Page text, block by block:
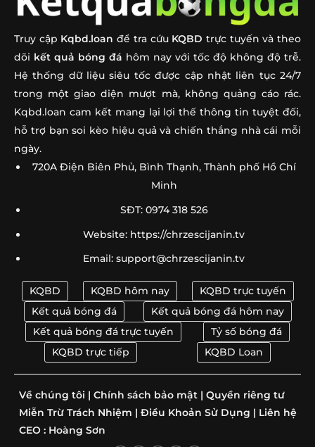
➤
Soi Kèo Pháp Vs Senegal 02h00 Ngày 17/06: Dự Đoán
➤
Soi Kèo Hà Lan Vs Nhật Bản 03h00 Ngày 15/06 – Chốt
Kèo
➤ Soi Kèo Đức Vs Curacao 00h00 Ngày 15/06: Nhận Định
➤ Soi Kèo Haiti Vs Scotland 08h00 Ngày 14/06: Nhận
➤ Soi Kèo Australia Vs Thổ Nhĩ Kỳ 11h00 Ngày 14/06: Dự
Soi Kèo Brazil Vs Morocco 05h00 Ngày 14/06: Dự Đoán
Soi Kèo Qatar Vs Thụy Sỹ 02h00 Ngày 14/06 – Dự
➤
Những HLV Đáng Chú Ý World Cup 2026 | Siêu Sao Sa
Bàn
HLV Park Hang Seo World Cup 2026 – Chức Phó Chủ
Tịch
➤ Các Cặp Anh Em Góp Mặt Tại World Cup 2026 – 8 Cặp
Ruột
Truy cập Kqbd.loan để tra cứu KQBD trực tuyến và theo
dõi kết quả bóng đá hôm nay với tốc độ không độ trễ.
Hệ thống dữ liệu siêu tốc được cập nhật liên tục 24/7
trong một giao diện mượt mà, không quảng cáo rác.
Kqbd.loan cam kết mang lại lợi thế thông tin tuyệt đối,
hỗ trợ bạn soi kèo hiệu quả và chiến thắng nhà cái mỗi
ngày.
720A Điện Biên Phủ, Bình Thạnh, Thành phố Hồ Chí
Minh
SĐT: 0974 318 526
Website: https://chrzescijanin.tv
Email:support@chrzescijanin.tv
KQBD KQBD hôm nay
KQBD trực tuyến
Kết quả bóng đá
Kết quả bóng đá hôm nay
Kết quả bóng đá trực tuyến
Tỷ số bóng đá
KQBD trực tiếp
KQBD Loan
Về chúng tôi | Chính sách bảo mật| Quyền riêng tư
Miễn Trừ Trách Nhiệm | Điều Khoản Sử Dụng | Liên hệ
CEO : Hoàng Sơn